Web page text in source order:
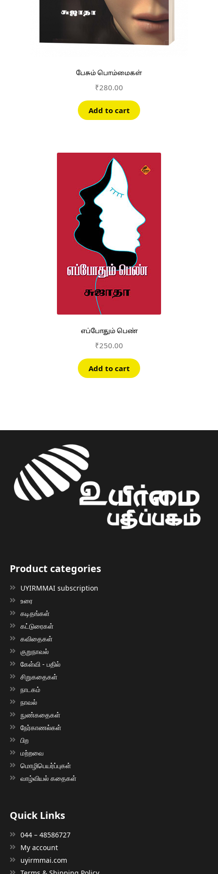
பேசும் பொம்மைகள்
₹280.00
Add to cart
எப்போதும் பெண்
₹250.00
Add to cart
Product categories
UYIRMMAI subscription
உரை
கடிதங்கள்
கட்டுரைகள்
கவிதைகள்
குறுநாவல்
கேள்வி - பதில்
சிறுகதைகள்
நாடகம்
நாவல்
நுண்கதைகள்
நேர்காணல்கள்
பிற
மற்றவை
மொழிபெயர்ப்புகள்
வாழ்வியல் கதைகள்
Quick Links
044 – 48586727
My account
uyirmmai.com